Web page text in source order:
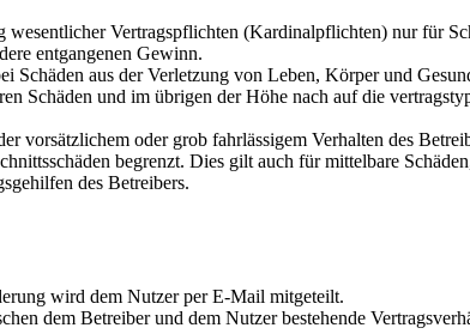
Vertragspflichten (Kardinalpflichten) nur für
entgangenen Gewinn.
Schäden aus der Verletzung von Leben, Körper und
Schäden und im übrigen der Höhe nach auf die
oder grob fahrlässigem Verhalten des
begrenzt. Dies gilt auch für mittelbare
des Betreibers.
wird dem Nutzer per E-Mail mitgeteilt.
dem Betreiber und dem Nutzer bestehende